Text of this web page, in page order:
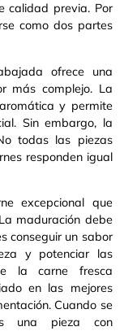
calidad previa. Por
como dos partes
ofrece una
más complejo. La
y permite
Sin embargo, la
todas las piezas
responden igual
excepcional que
maduración debe
conseguir un sabor
y potenciar las
la carne fresca
en las mejores
Cuando se
una pieza con